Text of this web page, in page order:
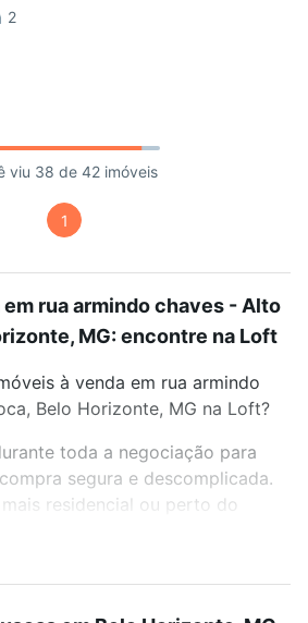
2
viu 38 de 42 imóveis
1
rua armindo chaves - Alto
MG: encontre na Loft
à venda em rua armindo
Belo Horizonte, MG na Loft?
toda a negociação para
segura e descomplicada.
residencial ou perto do
à venda em rua armindo
Belo Horizonte, MG para